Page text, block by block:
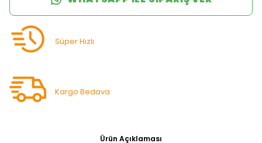
Süper Hızlı
Kargo Bedava
Ürün Açıklaması